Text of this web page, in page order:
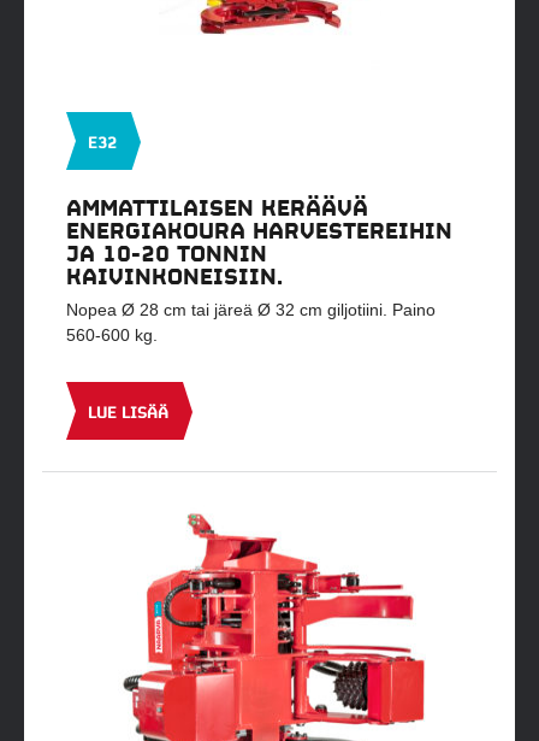
E32
AMMATTILAISEN KERÄÄVÄ
ENERGIAKOURA HARVESTEREIHIN
JA 10-20 TONNIN
KAIVINKONEISIIN.
Nopea Ø 28 cm tai järeä Ø 32 cm giljotiini. Paino
560-600 kg.
LUE LISÄÄ